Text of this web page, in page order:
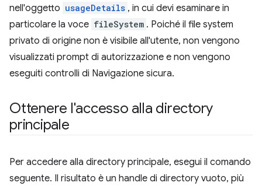
nell'oggetto usageDetails , in cui devi esaminare in
particolare la voce fileSystem . Poiché il file system
privato di origine non è visibile all'utente, non vengono
visualizzati prompt di autorizzazione e non vengono
eseguiti controlli di Navigazione sicura.
Ottenere l'accesso alla directory
principale
Per accedere alla directory principale, esegui il comando
seguente. Il risultato è un handle di directory vuoto, più